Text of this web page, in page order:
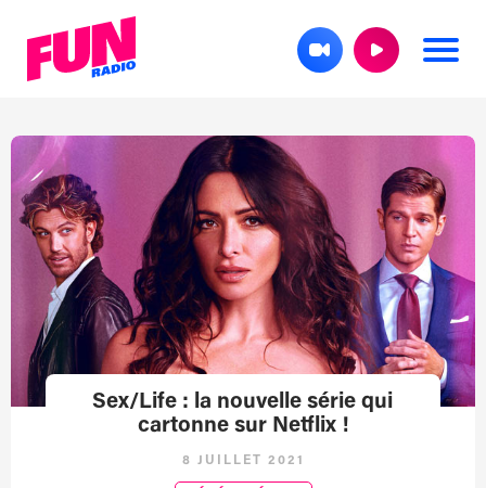
Sex/Life : la nouvelle série qui
cartonne sur Netflix !
8 JUILLET 2021